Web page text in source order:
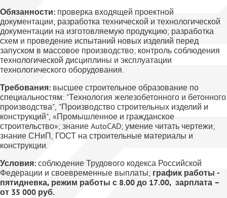
Обязанности: проверка входящей проектной
документации; разработка технической и технологической
документации на изготовляемую продукцию; разработка
схем и проведение испытаний новых изделий перед
запуском в массовое производство; контроль соблюдения
технологической дисциплины и эксплуатации
технологического оборудования.
Требования: высшее строительное образование по
специальностям: "Технология железобетонного и бетонного
производства", "Производство строительных изделий и
конструкций", «Промышленное и гражданское
строительство»; знание AutoCAD; умение читать чертежи;
знание СНиП, ГОСТ на строительные материалы и
конструкции.
Условия: соблюдение Трудового кодекса Российской
Федерации и своевременные выплаты; график работы -
пятидневка, режим работы с 8.00 до 17.00, зарплата –
от 35 000 руб.